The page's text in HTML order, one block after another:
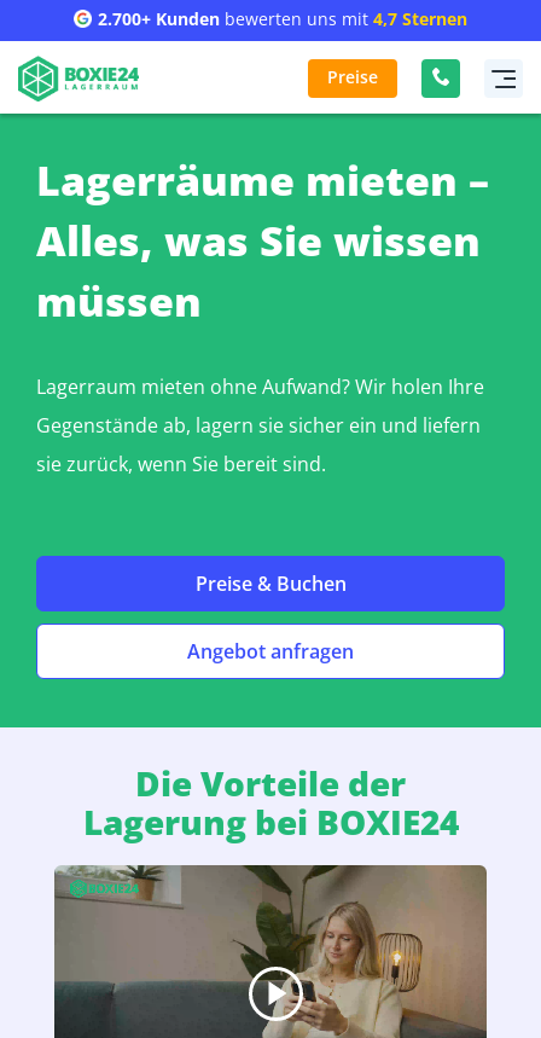
2.700+ Kunden bewerten uns mit 4,7 Sternen
Preise
Lagerräume mieten –
Alles, was Sie wissen
müssen
Lagerraum mieten ohne Aufwand? Wir holen Ihre
Gegenstände ab, lagern sie sicher ein und liefern
sie zurück, wenn Sie bereit sind.
Preise & Buchen
Angebot anfragen
Die Vorteile der
Lagerung bei BOXIE24